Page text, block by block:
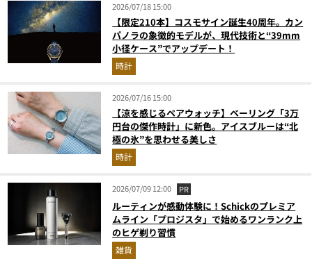
2026/07/18 15:00
【限定210本】コスモサイン誕生40周年。カン
パノラの象徴的モデルが、現代技術と“39mm
小径ケース”でアップデート！
時計
2026/07/16 15:00
【涼を感じるペアウォッチ】ベーリング「3万
円台の傑作時計」に新色。アイスブルーは“北
極の氷”を思わせる美しさ
時計
2026/07/09 12:00 PR
ルーティンが感動体験に！Schickのプレミア
ムライン「プロジスタ」で始めるワンランク上
のヒゲ剃り習慣
雑貨